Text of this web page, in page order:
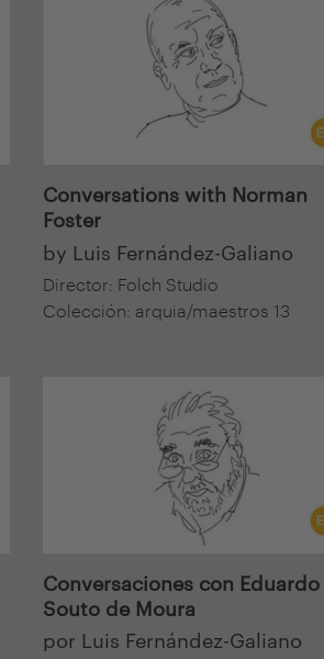
Conversations with Norman
Foster
by Luis Fernández-Galiano
Director: Folch Studio
Colección: arquia/maestros 13
Conversaciones con Eduardo
Souto de Moura
por Luis Fernández-Galiano